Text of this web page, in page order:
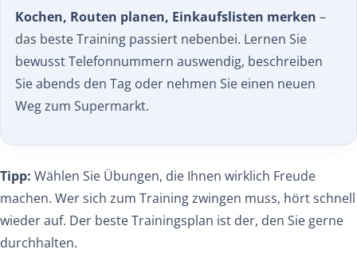
Kochen, Routen planen, Einkaufslisten merken –
das beste Training passiert nebenbei. Lernen Sie
bewusst Telefonnummern auswendig, beschreiben
Sie abends den Tag oder nehmen Sie einen neuen
Weg zum Supermarkt.
Tipp: Wählen Sie Übungen, die Ihnen wirklich Freude
machen. Wer sich zum Training zwingen muss, hört schnell
wieder auf. Der beste Trainingsplan ist der, den Sie gerne
durchhalten.